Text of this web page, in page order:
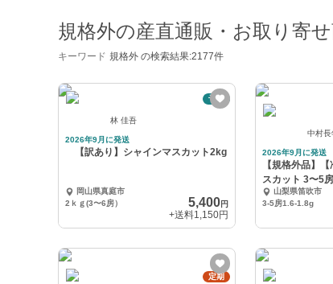
規格外の産直通販・お取り寄
キーワード 規格外 の検索結果:2177件
予約
林 佳吾
2026年9月に発送
【訳あり】シャインマスカット2kg
岡山県真庭市
2ｋｇ(3〜6房）
5,400円
+送料1,150円
中村長
2026年9月に発送
【規格外品】
スカット 3〜5
山梨県笛吹市
3-5房1.6-1.8g
定期